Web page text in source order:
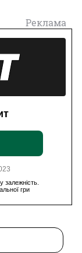
Реклама
залежність.
гри